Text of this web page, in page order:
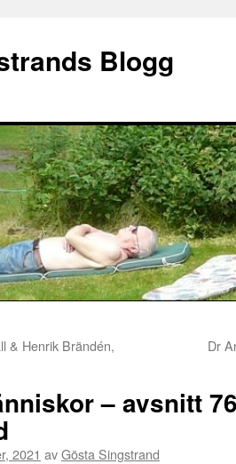
Blogg
& Henrik Brändén,
Dr
– avsnitt
2021 avGösta Singstrand